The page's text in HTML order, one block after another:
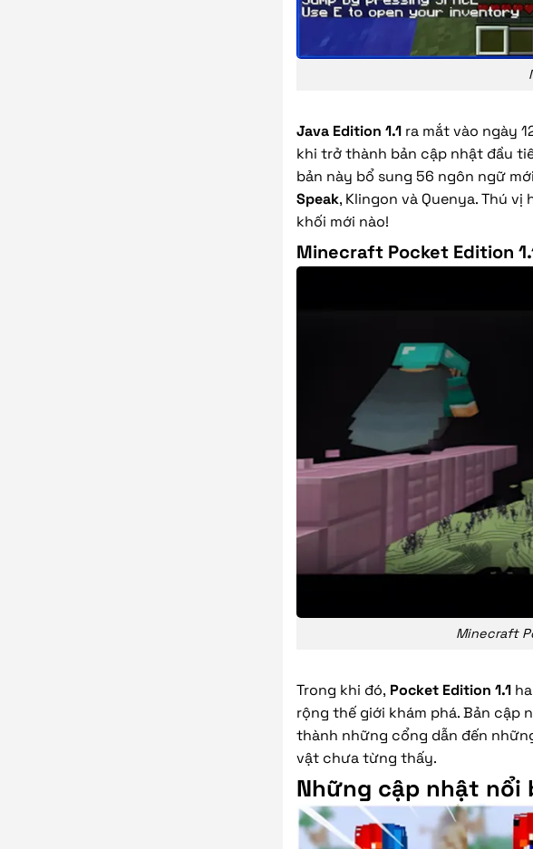
Java Edition 1.1 ra mắt vào ngày
khi trở thành bản cập nhật đầu
bản này bổ sung 56 ngôn ngữ
Speak, Klingon và Quenya. Thú
khối mới nào!
Minecraft Pocket Edition
Minecraft
Trong khi đó, Pocket Edition 1.1
rộng thế giới khám phá. Bản cập
thành những cổng dẫn đến
vật chưa từng thấy.
Những cập nhật nổi